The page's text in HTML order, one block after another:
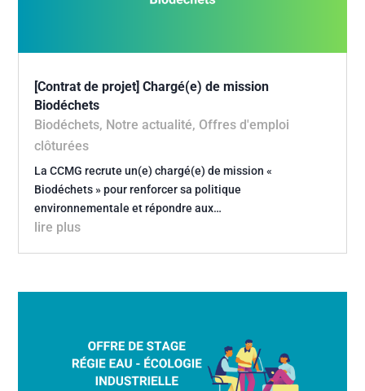
[Contrat de projet] Chargé(e) de mission
Biodéchets
Biodéchets, Notre actualité, Offres d'emploi
clôturées
La CCMG recrute un(e) chargé(e) de mission «
Biodéchets » pour renforcer sa politique
environnementale et répondre aux…
lire plus